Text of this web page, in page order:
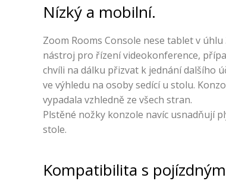
Nízký a mobilní.
Zoom Rooms Console nese tablet v
nástroj pro řízení videokonference,
chvíli na dálku přizvat k jednání dalšího
ve výhledu na osoby sedící u stolu.
vypadala vzhledně ze všech stran.
Plstěné nožky konzole navíc usnadňují
stole.
Kompatibilita s